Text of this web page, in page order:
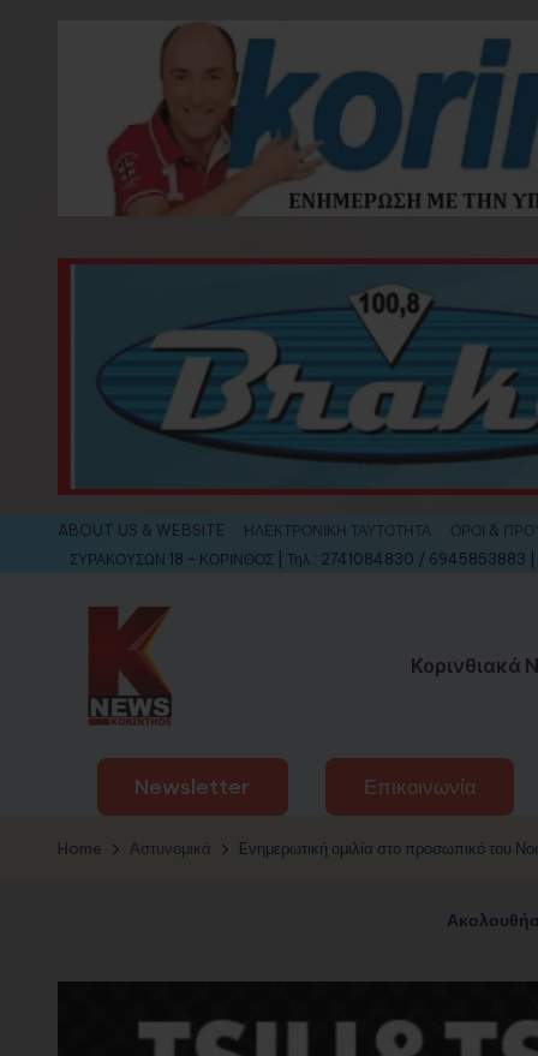
ABOUT US & WEBSITE ΗΛΕΚΤΡΟΝΙΚΗ ΤΑΥΤΟΤΗΤΑ
ΟΡΟΙ &
ΣΥΡΑΚΟΥΣΩΝ 18 - ΚΟΡΙΝΘΟΣ | Τηλ.: 2741084830 / 6945853883
Κορινθιακά
Newsletter Επικοινωνία
Home Αστυνομικά Eνημερωτική ομιλία στο προσωπικό του